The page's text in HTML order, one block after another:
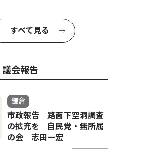
2026.07.24
すべて見る
会報告
鎌倉
市政報告 路面下空洞調査
の拡充を 自民党・無所属
の会 志田一宏